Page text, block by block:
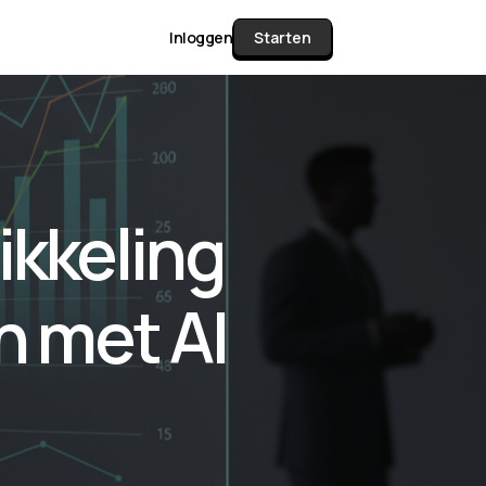
Matrix
alle pakketten en mogelijkheden
documenten verzamelen en facturen
tot controleren, boeken, bank
& klant dashboard.
Inloggen Starten
met AI